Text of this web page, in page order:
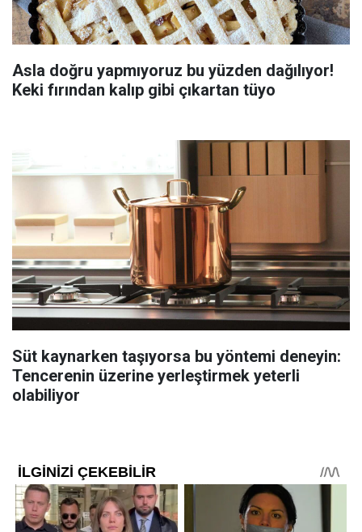
Asla doğru yapmıyoruz bu yüzden dağılıyor!
Keki fırından kalıp gibi çıkartan tüyo
Süt kaynarken taşıyorsa bu yöntemi deneyin:
Tencerenin üzerine yerleştirmek yeterli
olabiliyor